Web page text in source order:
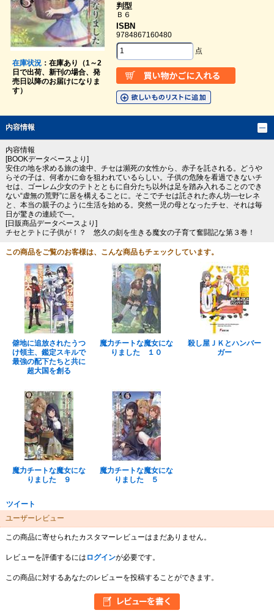
在庫状況：在庫あり（1～2
日で出荷、新刊の場合、発
売日以降のお届けになりま
す）
判型
Ｂ６
ISBN
9784867160480
点
内容情報
内容情報
[BOOKデータベースより]
安住の地を求める旅の途中、チセは瀕死の女性から、赤子を託される。どうや
らその子は、何者かに命を狙われているらしい。子供の危険を看過できないチ
セは、ゴーレム少女のテトとともに自分たち以外は足を踏み入れることのでき
ない“虚無の荒野”に居を構えることに。そこでチセは託された赤ん坊―セレネ
と、本当の親子のように生活を始める。突然一児の母となったチセ、それは毎
日が驚きの連続で―。
[日販商品データベースより]
チセとテトに子供が！？ 悠久の刻を生きる魔女の子育て奮闘記な第３巻！
この商品をご覧のお客様は、こんな商品もチェックしています。
僻地に追放されたうつ
け領主、鑑定スキルで
最強の配下たちと共に
超大国を創る
魔力チートな魔女にな
りました １０
殺し屋ＪＫとハンバー
ガー
魔力チートな魔女にな
りました ９
魔力チートな魔女にな
りました ５
ツイート
ユーザーレビュー
この商品に寄せられたカスタマーレビューはまだありません。
レビューを評価するには ログインが必要です。
この商品に対するあなたのレビューを投稿することができます。